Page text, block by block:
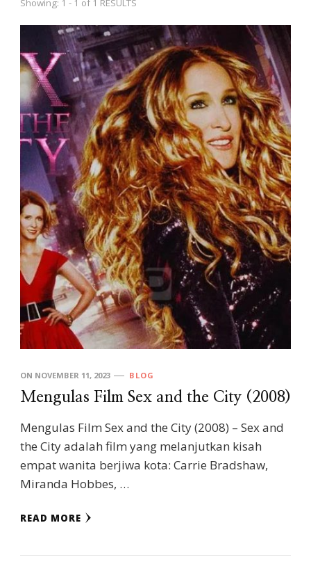
Showing: 1 - 1 of 1 RESULTS
ON NOVEMBER 11, 2023 BLOG
Mengulas Film Sex and the City (2008)
Mengulas Film Sex and the City (2008) – Sex and
the City adalah film yang melanjutkan kisah
empat wanita berjiwa kota: Carrie Bradshaw,
Miranda Hobbes, …
READ MORE